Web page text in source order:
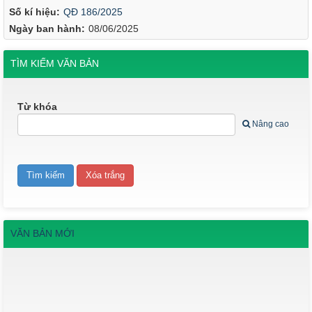
Số kí hiệu: QĐ 186/2025
Ngày ban hành: 08/06/2025
TÌM KIẾM VĂN BẢN
Từ khóa
Nâng cao
VĂN BẢN MỚI